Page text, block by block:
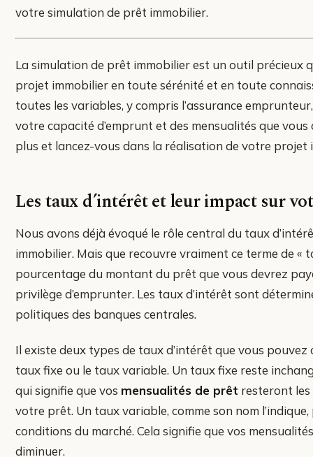
votre simulation de prêt immobilier.
La simulation de prêt immobilier est un outil précieux
projet immobilier en toute sérénité et en toute
toutes les variables, y compris l’assurance
votre capacité d’emprunt et des mensualités que
plus et lancez-vous dans la réalisation de votre projet
Les taux d’intérêt et leur impact sur
Nous avons déjà évoqué le rôle central du taux
immobilier. Mais que recouvre vraiment ce terme de «
pourcentage du montant du prêt que vous devrez
privilège d’emprunter. Les taux d’intérêt sont
politiques des banques centrales.
Il existe deux types de taux d’intérêt que vous
taux fixe ou le taux variable. Un taux fixe reste
qui signifie que vos mensualités de prêt resteront
votre prêt. Un taux variable, comme son nom
conditions du marché. Cela signifie que vos
diminuer.